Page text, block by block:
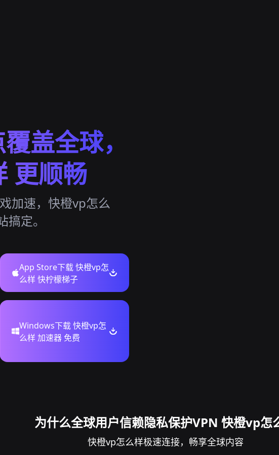
盖全球，
更顺畅
加速，快橙vp怎么
定。
App Store下载 快橙vp怎
么样 快柠檬梯子
Windows下载 快橙vp怎
么样 加速器 免费
为什么全球用户信赖隐私保护VPN 快橙vp怎
快橙vp怎么样极速连接，畅享全球内容